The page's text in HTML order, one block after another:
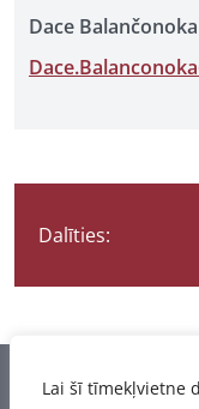
Lai šī tīmekļvietne
Dace Balančonoka
Dalīties:
Informācija pēdējo